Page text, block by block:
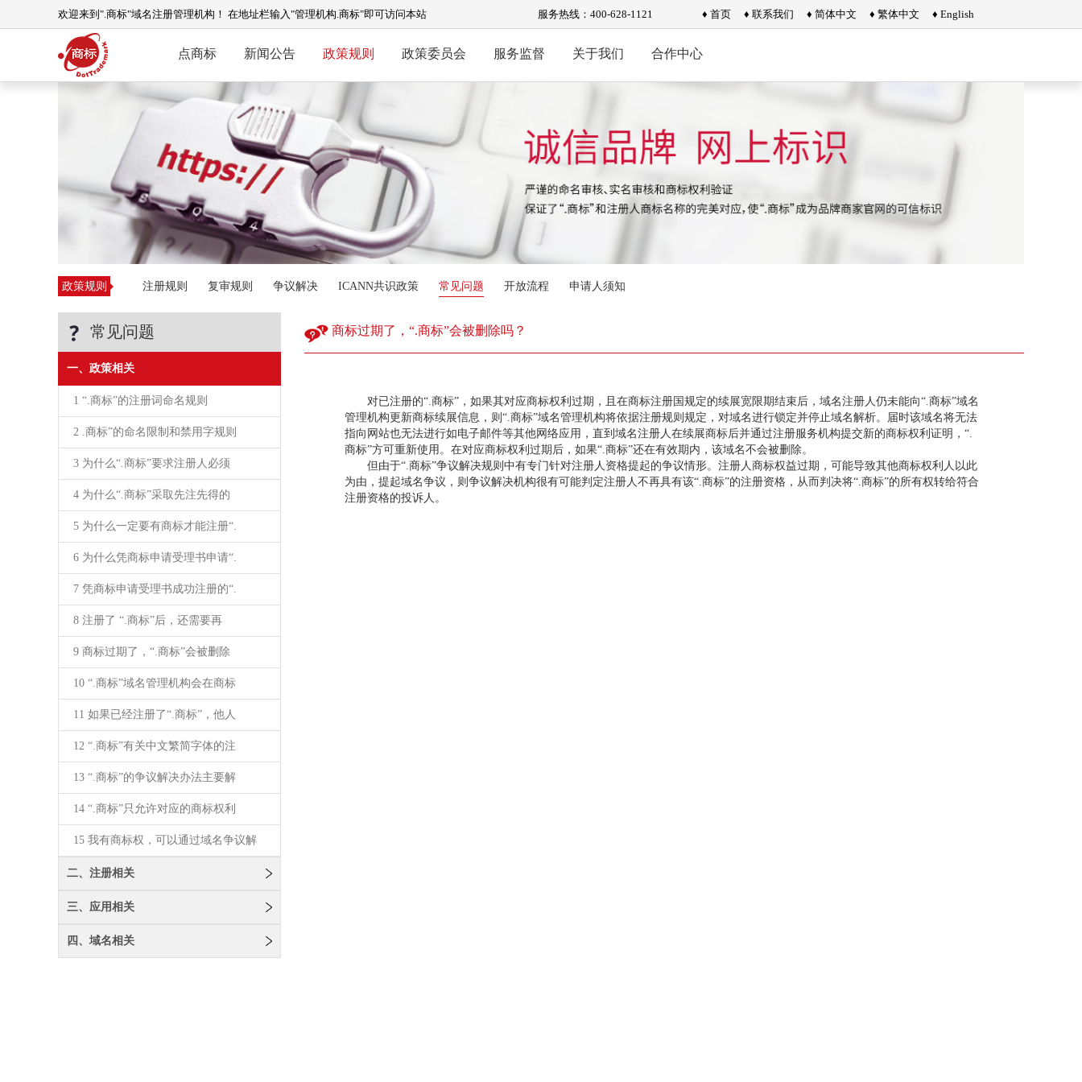
欢迎来到".商标"域名注册管理机构！ 在地址栏输入"管理机构.商标"即可访问本站 服务热线：400-628-1121 ♦ 首页 ♦ 联系我们 ♦ 简体中文 ♦ 繁体中文 ♦ English
点商标 新闻公告 政策规则 政策委员会 服务监督 关于我们 合作中心
政策规则 注册规则 复审规则 争议解决 ICANN共识政策 常见问题 开放流程 申请人须知
常见问题
一、政策相关
1 “.商标”的注册词命名规则
2 .商标”的命名限制和禁用字规则
3 为什么“.商标”要求注册人必须
4 为什么“.商标”采取先注先得的
5 为什么一定要有商标才能注册“.
6 为什么凭商标申请受理书申请“.
7 凭商标申请受理书成功注册的“.
8 注册了 “.商标”后，还需要再
9 商标过期了，“.商标”会被删除
10 “.商标”域名管理机构会在商标
11 如果已经注册了“.商标”，他人
12 “.商标”有关中文繁简字体的注
13 “.商标”的争议解决办法主要解
14 “.商标”只允许对应的商标权利
15 我有商标权，可以通过域名争议解
二、注册相关
三、应用相关
四、域名相关
商标过期了，“.商标”会被删除吗？
对已注册的“.商标”，如果其对应商标权利过期，且在商标注册国规定的续展宽限期结束后，域名注册人仍未能向“.商标”域名
管理机构更新商标续展信息，则“.商标”域名管理机构将依据注册规则规定，对域名进行锁定并停止域名解析。届时该域名将无法
指向网站也无法进行如电子邮件等其他网络应用，直到域名注册人在续展商标后并通过注册服务机构提交新的商标权利证明，“.
商标”方可重新使用。在对应商标权利过期后，如果“.商标”还在有效期内，该域名不会被删除。
但由于“.商标”争议解决规则中有专门针对注册人资格提起的争议情形。注册人商标权益过期，可能导致其他商标权利人以此
为由，提起域名争议，则争议解决机构很有可能判定注册人不再具有该“.商标”的注册资格，从而判决将“.商标”的所有权转给符合
注册资格的投诉人。